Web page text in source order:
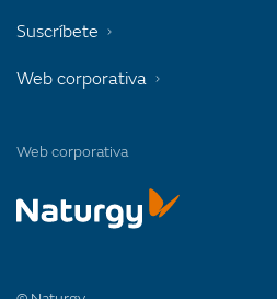
Web corporativa
Suscríbete
Web corporativa